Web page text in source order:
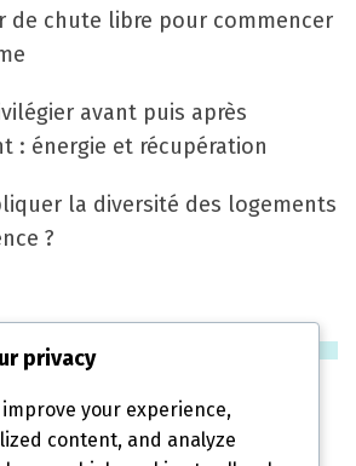
de chute libre pour commencer
avant puis après
: énergie et récupération
la diversité des logements
?
privacy
your experience,
content, and analyze